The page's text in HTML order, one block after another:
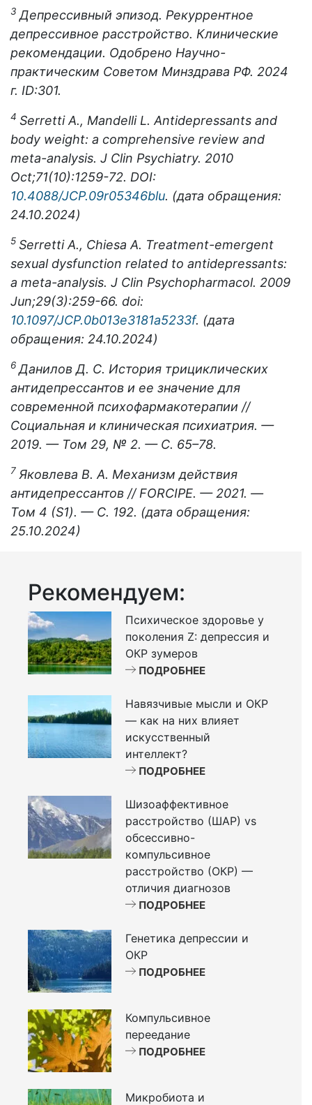
3 Депрессивный эпизод. Рекуррентное
депрессивное расстройство. Клинические
рекомендации. Одобрено Научно-
практическим Советом Минздрава РФ. 2024
г. ID:301.
4 Serretti A., Mandelli L. Antidepressants and
body weight: a comprehensive review and
meta-analysis. J Clin Psychiatry. 2010
Oct;71(10):1259-72. DOI:
10.4088/JCP.09r05346blu. (дата обращения:
24.10.2024)
5 Serretti A., Chiesa A. Treatment-emergent
sexual dysfunction related to antidepressants:
a meta-analysis. J Clin Psychopharmacol. 2009
Jun;29(3):259-66. doi:
10.1097/JCP.0b013e3181a5233f. (дата
обращения: 24.10.2024)
6 Данилов Д. С. История трициклических
антидепрессантов и ее значение для
современной психофармакотерапии //
Социальная и клиническая психиатрия. —
2019. — Том 29, № 2. — С. 65–78.
7 Яковлева В. А. Механизм действия
антидепрессантов // FORCIPE. — 2021. —
Том 4 (S1). — С. 192. (дата обращения:
25.10.2024)
Рекомендуем:
Психическое здоровье у
поколения Z: депрессия и
ОКР зумеров
ПОДРОБНЕЕ
Навязчивые мысли и ОКР
— как на них влияет
искусственный
интеллект?
ПОДРОБНЕЕ
Шизоаффективное
расстройство (ШАР) vs
обсессивно-
компульсивное
расстройство (ОКР) —
отличия диагнозов
ПОДРОБНЕЕ
Генетика депрессии и
ОКР
ПОДРОБНЕЕ
Компульсивное
переедание
ПОДРОБНЕЕ
Микробиота и